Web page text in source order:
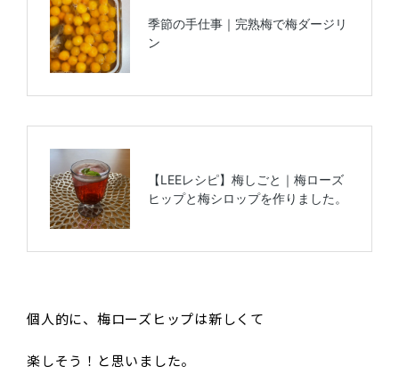
個人的に、梅ローズヒップは新しくて
楽しそう！と思いました。